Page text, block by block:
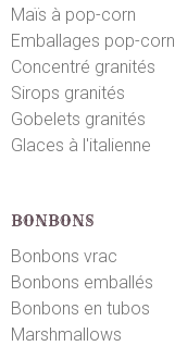
Maïs à pop-corn
Emballages pop-corn
Concentré granités
Sirops granités
Gobelets granités
Glaces à l'italienne
BONBONS
Bonbons vrac
Bonbons emballés
Bonbons en tubos
Marshmallows